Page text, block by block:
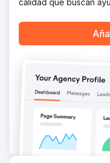
calidad que buscan